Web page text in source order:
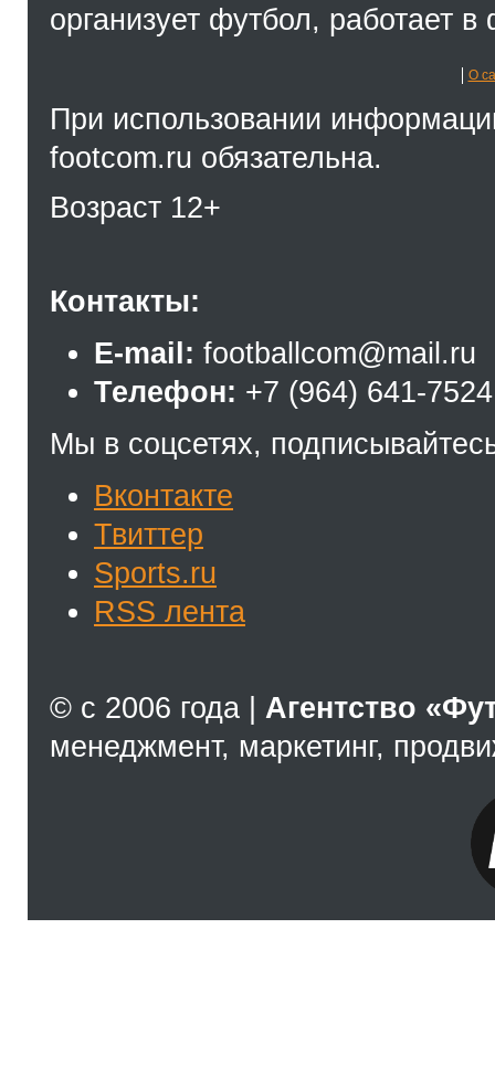
организует футбол, работает
О
При использовании
footcom.ru обязательна.
Возраст 12+
Контакты:
E-mail: footballcom@mail.ru
Телефон: +7 (964) 641-7524
Мы в соцсетях,
Вконтакте
Твиттер
Sports.ru
RSS лента
© с 2006 года | Агентство
менеджмент, маркетинг,